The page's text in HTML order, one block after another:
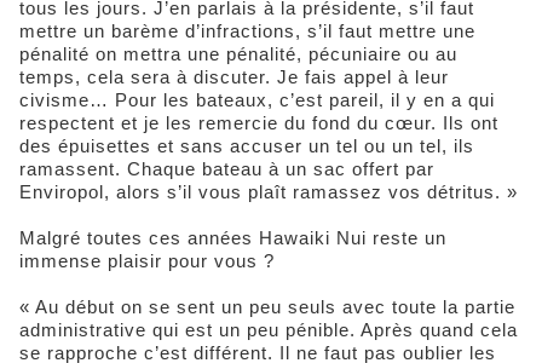
tous les jours. J’en parlais à la présidente, s’il faut
mettre un barème d’infractions, s’il faut mettre une
pénalité on mettra une pénalité, pécuniaire ou au
temps, cela sera à discuter. Je fais appel à leur
civisme… Pour les bateaux, c’est pareil, il y en a qui
respectent et je les remercie du fond du cœur. Ils ont
des épuisettes et sans accuser un tel ou un tel, ils
ramassent. Chaque bateau à un sac offert par
Enviropol, alors s’il vous plaît ramassez vos détritus. »
Malgré toutes ces années Hawaiki Nui reste un
immense plaisir pour vous ?
« Au début on se sent un peu seuls avec toute la partie
administrative qui est un peu pénible. Après quand cela
se rapproche c’est différent. Il ne faut pas oublier les